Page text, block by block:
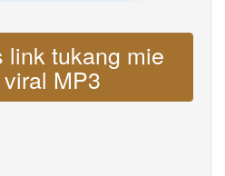
link tukang mie
MP3